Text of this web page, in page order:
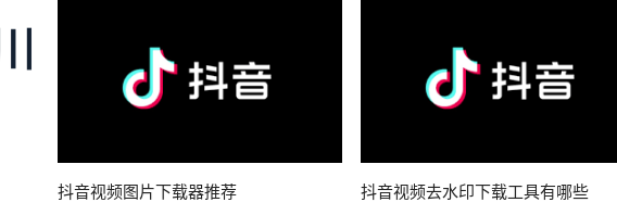
抖音视频图片下载器推荐 抖音视频去水印下载工具有哪些